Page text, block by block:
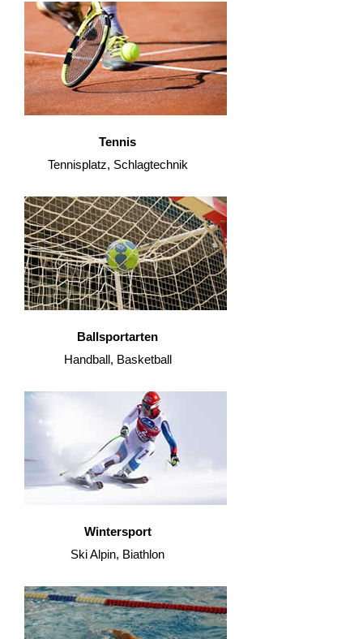
Tennis
Tennisplatz, Schlagtechnik
Ballsportarten
Handball, Basketball
Wintersport
Ski Alpin, Biathlon